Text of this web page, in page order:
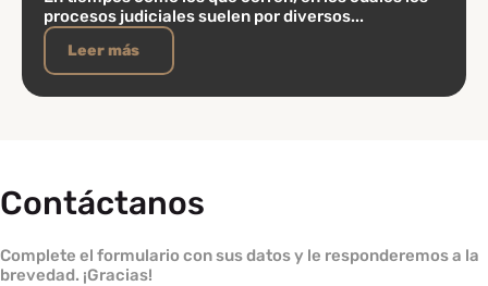
procesos judiciales suelen por diversos...
Leer más
Contáctanos
Complete el formulario con sus datos y le responderemos a la
brevedad. ¡Gracias!